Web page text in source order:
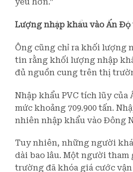
Lượng nhập khẩu vào Ấn
Ông cũng chỉ ra khối lượng
tin rằng khối lượng nhập
đủ nguồn cung trên thị
Nhập khẩu PVC tích lũy
mức khoảng 709.900 tấn.
nhiên nhập khẩu vào Đông
Tuy nhiên, những người
dài bao lâu. Một người
trường đã khóa giá cước